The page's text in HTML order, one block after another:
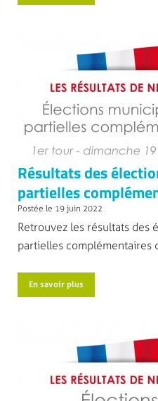
Résultats des
partielles
Postée le 19 juin 2022
Retrouvez les résultats des
partielles complémentaires
En savoir plus